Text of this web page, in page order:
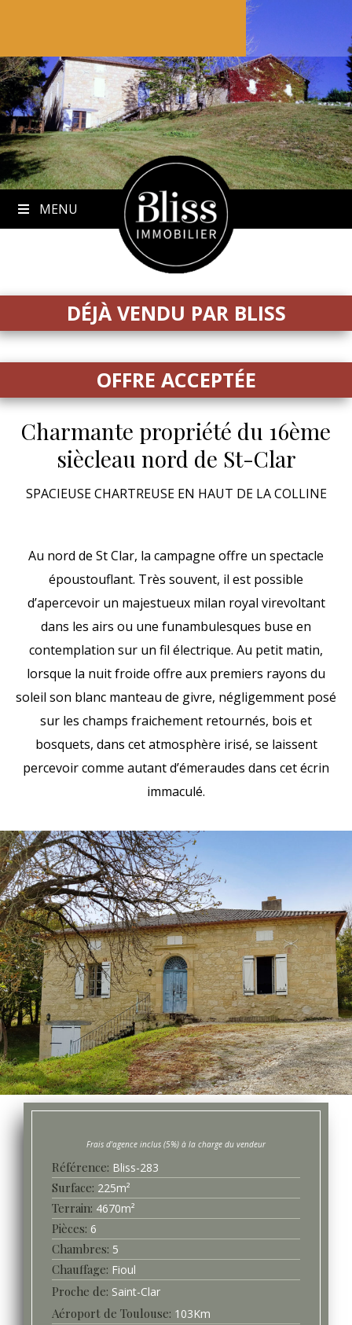
MENU
DÉJÀ VENDU PAR BLISS
OFFRE ACCEPTÉE
Charmante propriété du 16ème
siècleau nord de St-Clar
SPACIEUSE CHARTREUSE EN HAUT DE LA COLLINE
Au nord de St Clar, la campagne offre un spectacle
époustouflant. Très souvent, il est possible
d’apercevoir un majestueux milan royal virevoltant
dans les airs ou une funambulesques buse en
contemplation sur un fil électrique. Au petit matin,
lorsque la nuit froide offre aux premiers rayons du
soleil son blanc manteau de givre, négligemment posé
sur les champs fraichement retournés, bois et
bosquets, dans cet atmosphère irisé, se laissent
percevoir comme autant d’émeraudes dans cet écrin
immaculé.
Référence Bliss-283
Surface 225m²
Terrain 4670m²
Pièces 6
Chambres 5
Chauffage Fioul
Proche de Saint-Clar
Aéroport de Toulouse 103Km